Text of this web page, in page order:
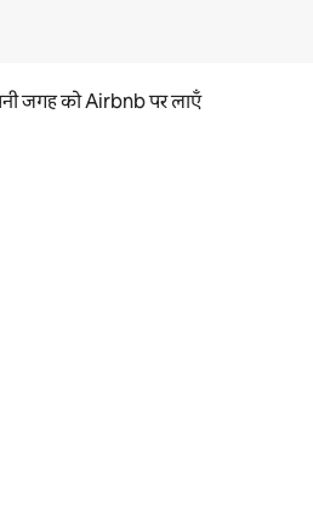
जगह को Airbnb पर लाएँ